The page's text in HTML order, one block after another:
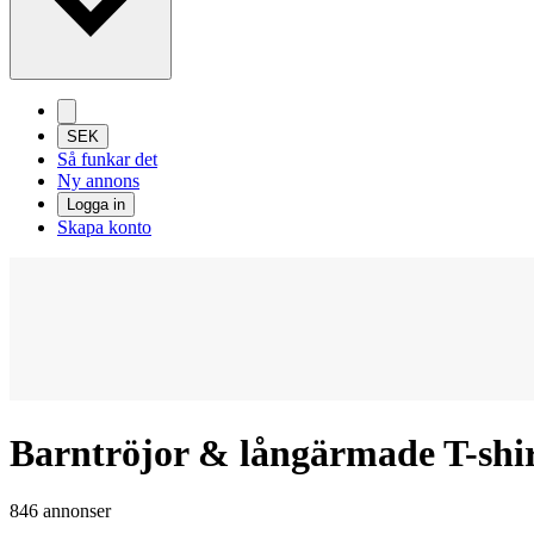
SEK
Så funkar det
Ny annons
Logga in
Skapa konto
Barntröjor & långärmade T-
846 annonser